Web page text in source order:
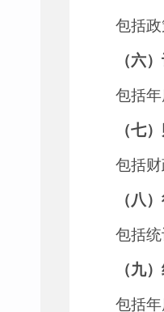
包括政
（六
包括年
（七
包括财
（八
包括
（九
包括